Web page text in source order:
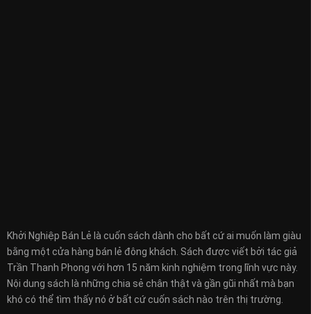
Khởi Nghiệp Bán Lẻ là cuốn sách dành cho bất cứ ai muốn làm giàu
bằng một cửa hàng bán lẻ đông khách. Sách được viết bởi tác giả
Trần Thanh Phong với hơn 15 năm kinh nghiệm trong lĩnh vực này.
Nội dung sách là những chia sẻ chân thật và gần gũi nhất mà bạn
khó có thể tìm thấy nó ở bất cứ cuốn sách nào trên thị trường.